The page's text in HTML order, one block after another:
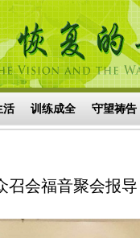
活 训练成全 守望祷告
召会福音聚会报导